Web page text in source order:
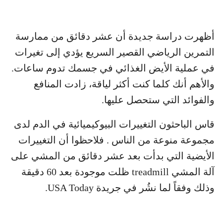
أظهرت دراسة جديدة أن عشر دقائق من ممارسة
التمرين الرياضي القصير السريع يؤدي إلى تغيرات
في عملية الأيض الغذائي في جسمك تدوم ساعات.
والأهم أنك كلما كنت أكثر لياقة، زادت المنافع
والفوائد التي ستحصل عليها.
قاس الباحثون التغييرات البيوكيميائية في الدم لدى
مجموعة منوعة من الناس . فلاحظوا أن التغييرات
الأيضية التي بدأت بعد عشر دقائق من المشي على
آلة المشي treadmill ظلت موجودة بعد 60 دقيقة
وذلك وفقاً لما نشُر في جريدة USA Today.